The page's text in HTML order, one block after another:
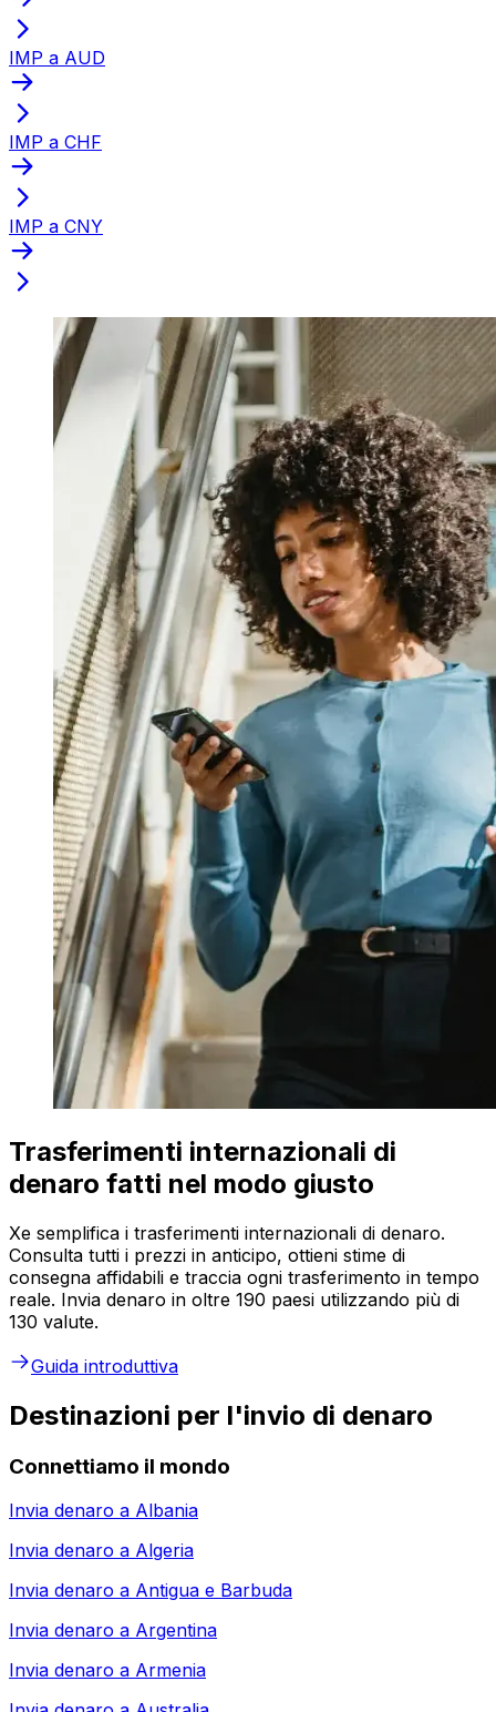
IMP a AUD
IMP a CHF
IMP a CNY
Trasferimenti internazionali di
denaro fatti nel modo giusto
Xe semplifica i trasferimenti internazionali di denaro.
Consulta tutti i prezzi in anticipo, ottieni stime di
consegna affidabili e traccia ogni trasferimento in tempo
reale. Invia denaro in oltre 190 paesi utilizzando più di
130 valute.
Guida introduttiva
Destinazioni per l'invio di denaro
Connettiamo il mondo
Invia denaro a Albania
Invia denaro a Algeria
Invia denaro a Antigua e Barbuda
Invia denaro a Argentina
Invia denaro a Armenia